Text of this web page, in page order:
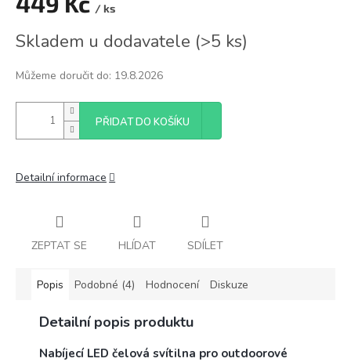
/ ks
cena:
Skladem u dodavatele (>5 ks)
Můžeme doručit do: 19.8.2026
PŘIDAT DO KOŠÍKU
Detailní informace
ZEPTAT SE HLÍDAT SDÍLET
Popis Podobné (4) Hodnocení Diskuze
Detailní popis produktu
Nabíjecí LED čelová svítilna pro outdoorové